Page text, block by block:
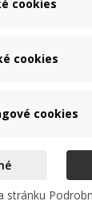
61.00;
690;
cookies
cookies
cookies
stránku